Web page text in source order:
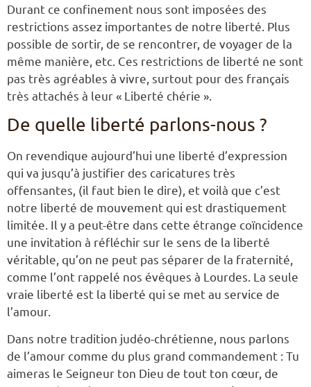
Durant ce confinement nous sont imposées des
restrictions assez importantes de notre liberté. Plus
possible de sortir, de se rencontrer, de voyager de la
même manière, etc. Ces restrictions de liberté ne sont
pas très agréables à vivre, surtout pour des français
très attachés à leur « Liberté chérie ».
De quelle liberté parlons-nous ?
On revendique aujourd’hui une liberté d’expression
qui va jusqu’à justifier des caricatures très
offensantes, (il faut bien le dire), et voilà que c’est
notre liberté de mouvement qui est drastiquement
limitée. Il y a peut-être dans cette étrange coïncidence
une invitation à réfléchir sur le sens de la liberté
véritable, qu’on ne peut pas séparer de la fraternité,
comme l’ont rappelé nos évêques à Lourdes. La seule
vraie liberté est la liberté qui se met au service de
l’amour.
Dans notre tradition judéo-chrétienne, nous parlons
de l’amour comme du plus grand commandement : Tu
aimeras le Seigneur ton Dieu de tout ton cœur, de